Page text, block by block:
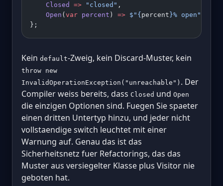
    Closed
=> "closed" ,
    Open
( var percent ) => $" { percent }% open"
};
Kein default-Zweig, kein Discard-Muster, kein
throw new
InvalidOperationException("unreachable") . Der
Compiler weiss bereits, dass Closed und Open
die einzigen Optionen sind. Fuegen Sie spaeter
einen dritten Untertyp hinzu, und jeder nicht
vollstaendige switch leuchtet mit einer
Warnung auf. Genau das ist das
Sicherheitsnetz fuer Refactorings, das das
Muster aus versiegelter Klasse plus Visitor nie
geboten hat.